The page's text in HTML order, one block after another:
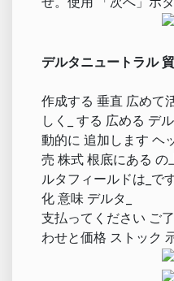
デルタニュートラル
作成する 垂直 広めて
しく_ する 広める デ
動的に 追加します ヘ
売 株式 根底にある の
ルタフィールドは_で
化 意味 デルタ_
支払ってください ご
わせと価格 ストック